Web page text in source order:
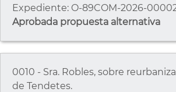
Expediente: O-89COM-2026-
Aprobada propuesta alternativa
0010 - Sra. Robles, sobre
de Tendetes.